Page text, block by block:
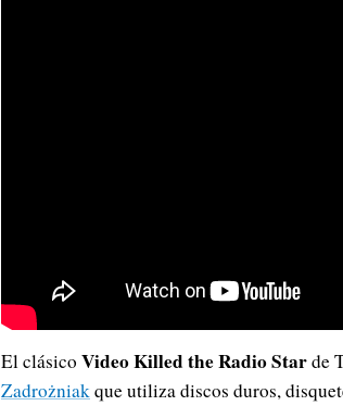
El clásico Video Killed the Radio Starde
Zadrożniakque utiliza discos duros,